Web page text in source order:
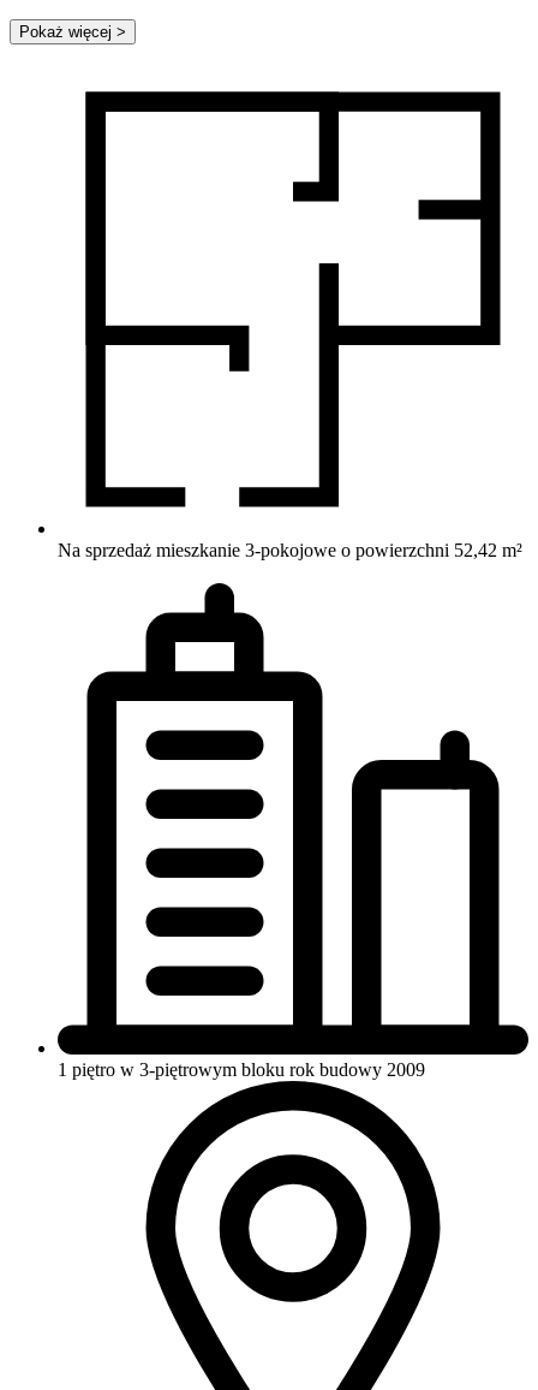
Pokaż więcej >
Na sprzedaż mieszkanie 3-pokojowe o powierzchni 52,42 m²
1 piętro w 3-piętrowym bloku rok budowy 2009